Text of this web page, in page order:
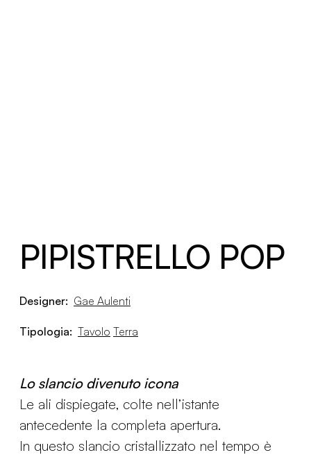
PIPISTRELLO POP
Designer: Gae Aulenti
Tipologia: Tavolo Terra
Lo slancio divenuto icona
Le ali dispiegate, colte nell’istante
antecedente la completa apertura.
In questo slancio cristallizzato nel tempo è